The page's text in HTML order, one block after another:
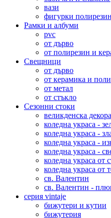
вази
фигурки полирезин
Рамки и албуми
pvc
от дърво
от полирезин и
Свещници
от дърво
от керамика и
от метал
от стъкло
Сезонни стоки
великденска
коледна украса -
коледна украса -
коледна украса -
коледна украса -
коледна украса от
коледна украса от
св. Валентин
св. Валентин -
серия vintaje
бижутери и кутии
бижутерия